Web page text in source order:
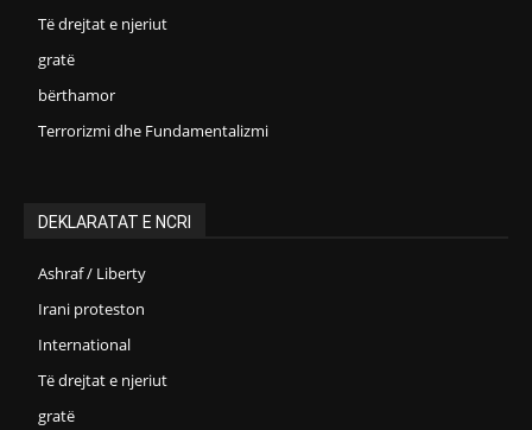
Të drejtat e njeriut
gratë
bërthamor
Terrorizmi dhe Fundamentalizmi
DEKLARATAT E NCRI
Ashraf / Liberty
Irani proteston
International
Të drejtat e njeriut
gratë